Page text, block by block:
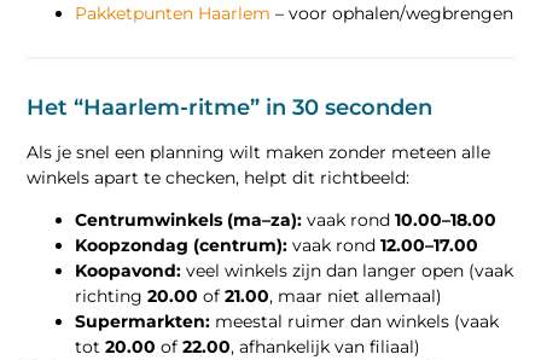
Pakketpunten Haarlem – voor ophalen/wegbrengen
Het “Haarlem-ritme” in 30 seconden
Als je snel een planning wilt maken zonder meteen alle
winkels apart te checken, helpt dit richtbeeld:
Centrumwinkels (ma–za): vaak rond10.00–18.00
Koopzondag (centrum): vaak rond12.00–17.00
Koopavond: veel winkels zijn dan langer open (vaak
richting20.00 of21.00, maar niet allemaal)
Supermarkten: meestal ruimer dan winkels (vaak
tot20.00 of22.00, afhankelijk van filiaal)